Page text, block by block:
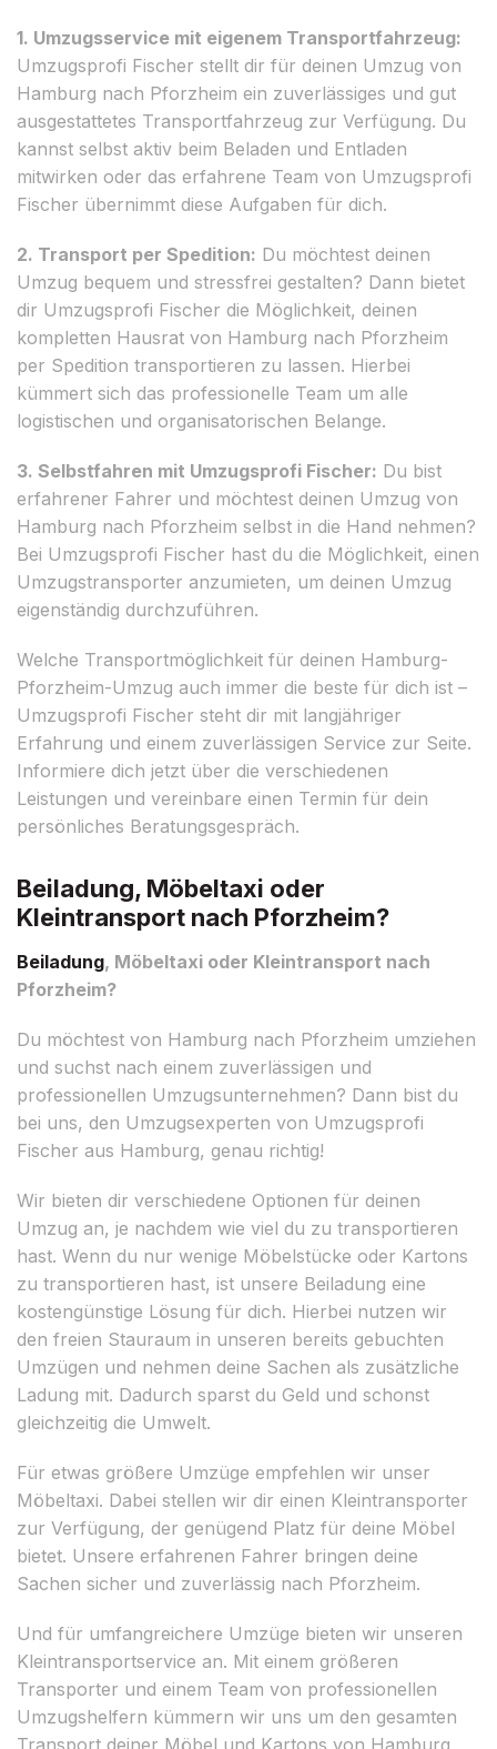
1. Umzugsservice mit eigenem Transportfahrzeug:
Umzugsprofi Fischer stellt dir für deinen Umzug von
Hamburg nach Pforzheim ein zuverlässiges und gut
ausgestattetes Transportfahrzeug zur Verfügung. Du
kannst selbst aktiv beim Beladen und Entladen
mitwirken oder das erfahrene Team von Umzugsprofi
Fischer übernimmt diese Aufgaben für dich.
2. Transport per Spedition: Du möchtest deinen
Umzug bequem und stressfrei gestalten? Dann bietet
dir Umzugsprofi Fischer die Möglichkeit, deinen
kompletten Hausrat von Hamburg nach Pforzheim
per Spedition transportieren zu lassen. Hierbei
kümmert sich das professionelle Team um alle
logistischen und organisatorischen Belange.
3. Selbstfahren mit Umzugsprofi Fischer: Du bist
erfahrener Fahrer und möchtest deinen Umzug von
Hamburg nach Pforzheim selbst in die Hand nehmen?
Bei Umzugsprofi Fischer hast du die Möglichkeit, einen
Umzugstransporter anzumieten, um deinen Umzug
eigenständig durchzuführen.
Welche Transportmöglichkeit für deinen Hamburg-
Pforzheim-Umzug auch immer die beste für dich ist –
Umzugsprofi Fischer steht dir mit langjähriger
Erfahrung und einem zuverlässigen Service zur Seite.
Informiere dich jetzt über die verschiedenen
Leistungen und vereinbare einen Termin für dein
persönliches Beratungsgespräch.
Beiladung, Möbeltaxi oder
Kleintransport nach Pforzheim?
Beiladung, Möbeltaxi oder Kleintransport nach
Pforzheim?
Du möchtest von Hamburg nach Pforzheim umziehen
und suchst nach einem zuverlässigen und
professionellen Umzugsunternehmen? Dann bist du
bei uns, den Umzugsexperten von Umzugsprofi
Fischer aus Hamburg, genau richtig!
Wir bieten dir verschiedene Optionen für deinen
Umzug an, je nachdem wie viel du zu transportieren
hast. Wenn du nur wenige Möbelstücke oder Kartons
zu transportieren hast, ist unsere Beiladung eine
kostengünstige Lösung für dich. Hierbei nutzen wir
den freien Stauraum in unseren bereits gebuchten
Umzügen und nehmen deine Sachen als zusätzliche
Ladung mit. Dadurch sparst du Geld und schonst
gleichzeitig die Umwelt.
Für etwas größere Umzüge empfehlen wir unser
Möbeltaxi. Dabei stellen wir dir einen Kleintransporter
zur Verfügung, der genügend Platz für deine Möbel
bietet. Unsere erfahrenen Fahrer bringen deine
Sachen sicher und zuverlässig nach Pforzheim.
Und für umfangreichere Umzüge bieten wir unseren
Kleintransportservice an. Mit einem größeren
Transporter und einem Team von professionellen
Umzugshelfern kümmern wir uns um den gesamten
Transport deiner Möbel und Kartons von Hamburg